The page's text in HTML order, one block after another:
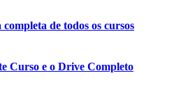
completa de todos os cursos
Curso e o Drive Completo